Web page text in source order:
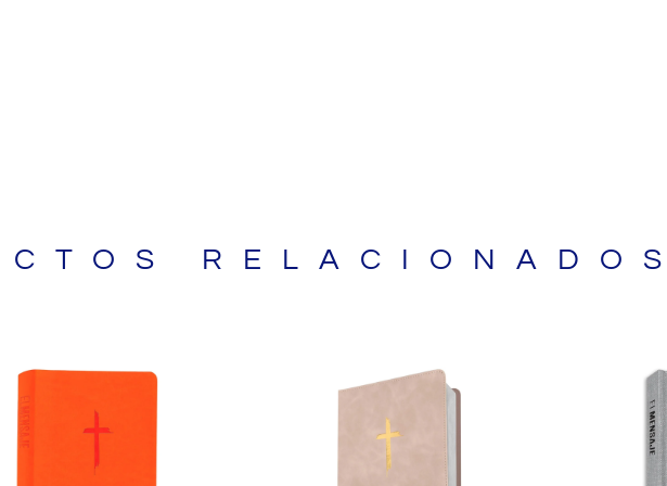
RELACIONADOS